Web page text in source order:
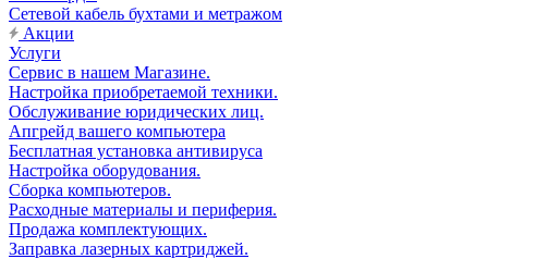
Сетевой кабель бухтами и метражом
Акции
Услуги
Сервис в нашем Магазине.
Настройка приобретаемой техники.
Обслуживание юридических лиц.
Апгрейд вашего компьютера
Бесплатная установка антивируса
Настройка оборудования.
Сборка компьютеров.
Расходные материалы и периферия.
Продажа комплектующих.
Заправка лазерных картриджей.